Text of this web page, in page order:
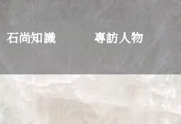
石尚知識 專訪人物